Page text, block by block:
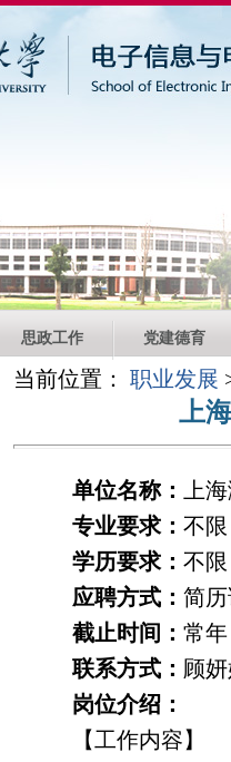
思政工作 党建德育
当前位置：职业发展
上
单位名称：
上
专业要求：不限
学历要求：不限
应聘方式：简历
截止时间：常年
联系方式： 顾妍
岗位介绍：
【工作内容】